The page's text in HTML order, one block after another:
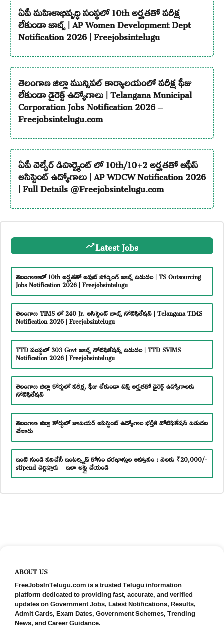
ఏపీ మహిళాభివృద్ధి సంస్థలో 10th అర్హతతో పరీక్ష
లేకుండా జాబ్స్ | AP Women Development Dept
Notification 2026 | Freejobsintelugu
తెలంగాణ జిల్లా మున్సిపల్ కార్యాలయంలో పరీక్ష ఫీజు
లేకుండా డైరెక్ట్ ఉద్యోగాలు | Telangana Municipal
Corporation Jobs Notification 2026 –
Freejobsintelugu.com
ఏపీ వెల్ఫేర్ డిపార్ట్మెంట్ లో 10th/10+2 అర్హతతో ఆఫీస్
అసిస్టెంట్ ఉద్యోగాలు | AP WDCW Notification 2026
| Full Details @Freejobsintelugu.com
Latest Jobs
తెలంగాణాలో 10th అర్హతతో అవుట్ సోర్సింగ్ జాబ్స్ విడుదల | TS Outsourcing
Jobs Notification 2026 | Freejobsintelugu
తెలంగాణ TIMS లో 240 Jr. అసిస్టెంట్ జాబ్స్ నోటిఫికేషన్ | Telangana TIMS
Notification 2026 | Freejobsintelugu
TTD సంస్థలో 303 Govt జాబ్స్ నోటిఫికేషన్స్ విడుదల | TTD SVIMS
Notification 2026 | Freejobsintelugu
తెలంగాణ జిల్లా కోర్టులో పరీక్ష, ఫీజు లేకుండా టెన్త్ అర్హతతో డైరెక్ట్ ఉద్యోగాలకు
నోటిఫికేషన్
తెలంగాణ జిల్లా కోర్టులో జూనియర్ అసిస్టెంట్ ఉద్యోగాల భర్తీకి నోటిఫికేషన్ విడుదల
చేశారు
ఇంటి నుండి పనిచేసే ఇంటర్న్షిప్ కోసం దరఖాస్తుల ఆహ్వానం : నెలకు ₹20,000/-
stipend చెల్లిస్తారు – ఇలా అప్లై చేయండి
ABOUT US
FreeJobsInTelugu.com is a trusted Telugu information
platform dedicated to providing fast, accurate, and verified
updates on Government Jobs, Latest Notifications, Results,
Admit Cards, Exam Dates, Government Schemes, Trending
News, and Career Guidance.